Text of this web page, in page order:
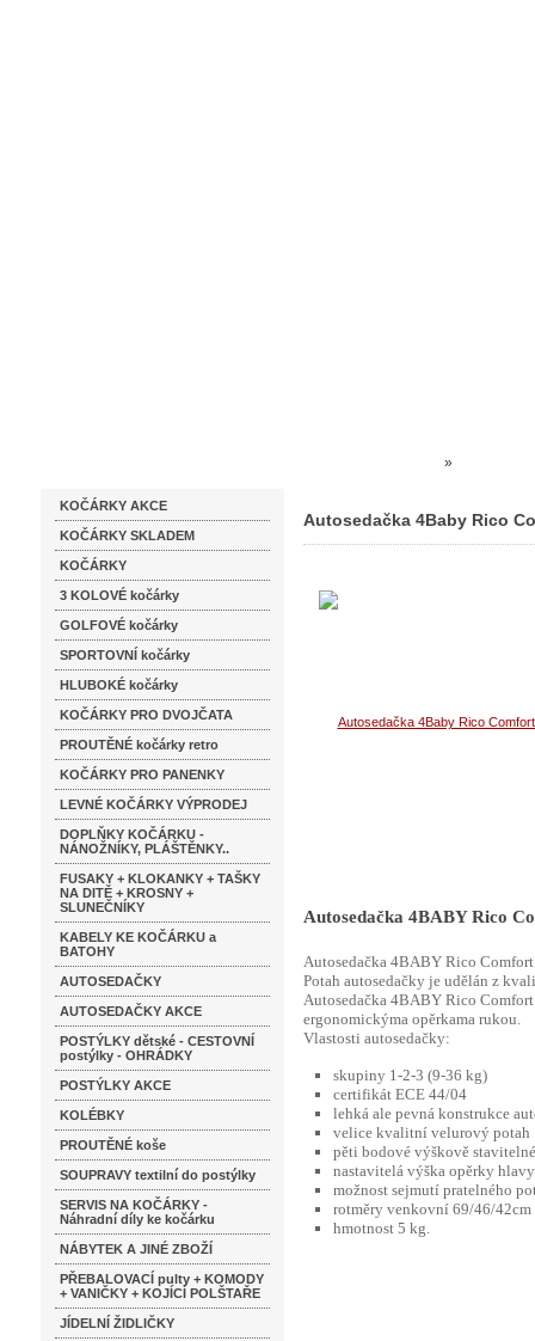
KOČÁRKY AKCE
KOČÁRKY SKLADEM
KOČÁRKY
3 KOLOVÉ kočárky
GOLFOVÉ kočárky
SPORTOVNÍ kočárky
HLUBOKÉ kočárky
KOČÁRKY PRO DVOJČATA
PROUTĚNÉ kočárky retro
KOČÁRKY PRO PANENKY
LEVNÉ KOČÁRKY VÝPRODEJ
DOPLŇKY KOČÁRKU -
NÁNOŽNÍKY, PLÁŠTĚNKY..
FUSAKY + KLOKANKY + TAŠKY
NA DITĚ + KROSNY +
SLUNEČNÍKY
KABELY KE KOČÁRKU a
BATOHY
AUTOSEDAČKY
AUTOSEDAČKY AKCE
POSTÝLKY dětské - CESTOVNÍ
postýlky - OHRÁDKY
POSTÝLKY AKCE
KOLÉBKY
PROUTĚNÉ koše
SOUPRAVY textilní do postýlky
SERVIS NA KOČÁRKY -
Náhradní díly ke kočárku
NÁBYTEK A JINÉ ZBOŽÍ
PŘEBALOVACÍ pulty + KOMODY
+ VANIČKY + KOJÍCÍ POLŠTAŘE
JÍDELNÍ ŽIDLIČKY
»
Autosedačka 4Baby Rico
Autosedačka 4BABY Rico
Autosedačka 4BABY Rico
Potah autosedačky je udělán z
Autosedačka 4BABY Rico
ergonomickýma opěrkama rukou.
Vlastosti autosedačky:
skupiny 1-2-3 (9-36 kg)
certifikát ECE 44/04
lehká ale pevná konstrukce
velice kvalitní velurový potah
pěti bodové výškově
nastavitelá výška opěrky hlavy
možnost sejmutí pratelného
rotměry venkovní 69/46/
hmotnost 5 kg.